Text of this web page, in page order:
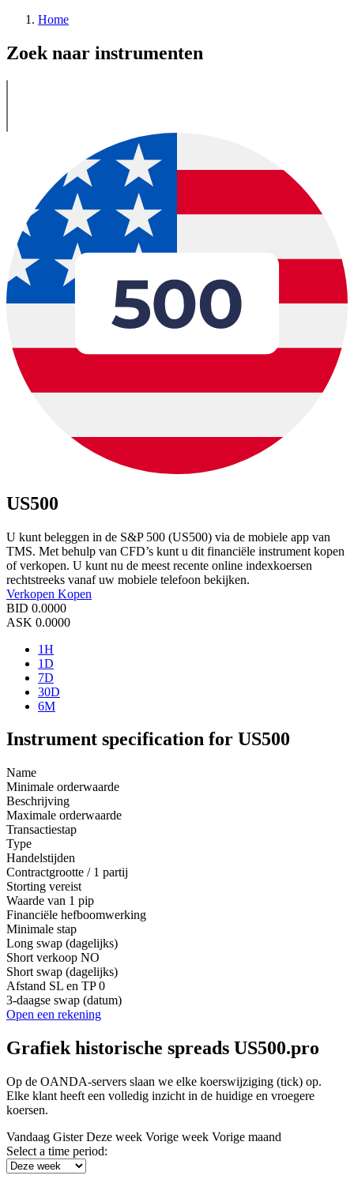
Home
Zoek naar instrumenten
US500
U kunt beleggen in de S&P 500 (US500) via de mobiele app van
TMS. Met behulp van CFD’s kunt u dit financiële instrument kopen
of verkopen. U kunt nu de meest recente online indexkoersen
rechtstreeks vanaf uw mobiele telefoon bekijken.
Verkopen Kopen
BID 0.0000
ASK 0.0000
1H
1D
7D
30D
6M
Instrument specification for US500
Name
Minimale orderwaarde
Beschrijving
Maximale orderwaarde
Transactiestap
Type
Handelstijden
Contractgrootte / 1 partij
Storting vereist
Waarde van 1 pip
Financiële hefboomwerking
Minimale stap
Long swap (dagelijks)
Short verkoop NO
Short swap (dagelijks)
Afstand SL en TP 0
3-daagse swap (datum)
Open een rekening
Grafiek historische spreads US500.pro
Op de OANDA-servers slaan we elke koerswijziging (tick) op.
Elke klant heeft een volledig inzicht in de huidige en vroegere
koersen.
Vandaag GisterDeze week Vorige week Vorige maand
Select a time period: